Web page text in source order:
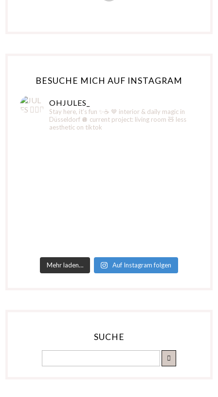
BESUCHE MICH AUF INSTAGRAM
OHJULES_
Stay here, it’s fun ✨☕️ 🤎 interior & daily magic in
Düsseldorf 🪩 current project: living room 🧸 less
aesthetic on tiktok
Mehr laden… Auf Instagram folgen
SUCHE